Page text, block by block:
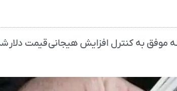
موفق به کنترل افزایش هیجانی قیمت دلار